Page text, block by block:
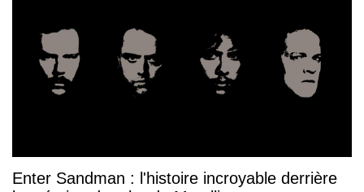
Enter Sandman : l'histoire incroyable derrière